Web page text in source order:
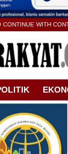
CONTINUE WITH